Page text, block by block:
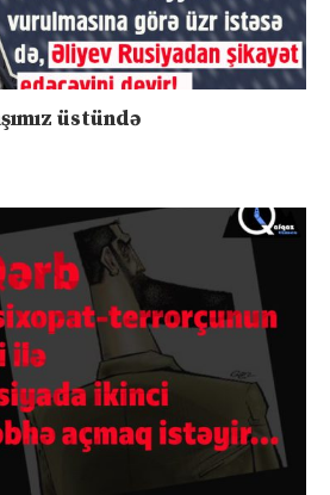
üstündə